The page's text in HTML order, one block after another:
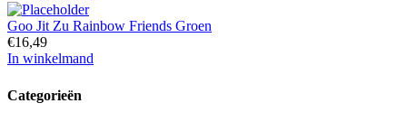
Goo Jit Zu Rainbow Friends Groen
€16,49
In winkelmand
Categorieën